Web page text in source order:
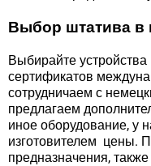
Выбор штатива в
Выбирайте устройства
сертификатов
сотрудничаем с
предлагаем
иное оборудование, у
изготовителем цены.
предназначения,